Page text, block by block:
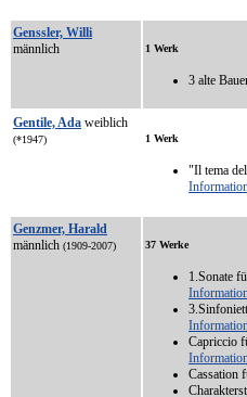
Genssler, Willi
männlich
1 Werk
3 alte
Gentile, Ada weiblich
(*1947) 1 Werk
"Il tema
Genzmer, Harald
männlich (1909-2007) 37 Werke
1.Sonate
Capriccio
Cassation